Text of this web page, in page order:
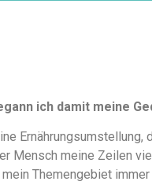
ich damit meine
Mensch meine Zeilen
Themengebiet